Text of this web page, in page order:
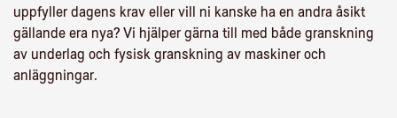
uppfyller dagens krav eller vill ni kanske ha en andra åsikt
gällande era nya? Vi hjälper gärna till med både granskning
av underlag och fysisk granskning av maskiner och
anläggningar.